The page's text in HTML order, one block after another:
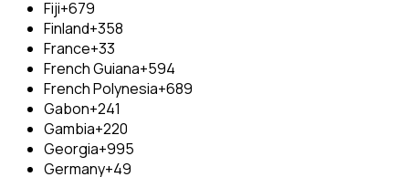
Fiji+679
Finland+358
France+33
French Guiana+594
French Polynesia+689
Gabon+241
Gambia+220
Georgia+995
Germany+49